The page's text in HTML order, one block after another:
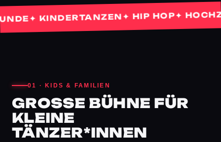
✦ KINDERTANZEN✦ HIP HOP ✦
01 · KIDS & FAMILIEN
GROSSE BÜHNE FÜR K
LEINE T
ÄNZER*INNEN